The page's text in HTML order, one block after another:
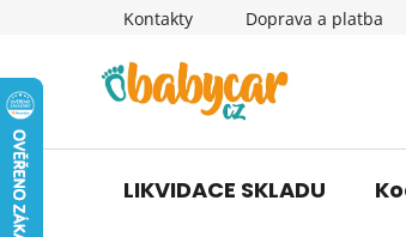
Kontakty Doprava a platba
LIKVIDACE SKLADU